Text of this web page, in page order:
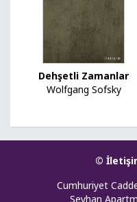
Dehşetli Zamanlar
Wolfgang Sofsky
©
Cumhuriyet
Seyhan